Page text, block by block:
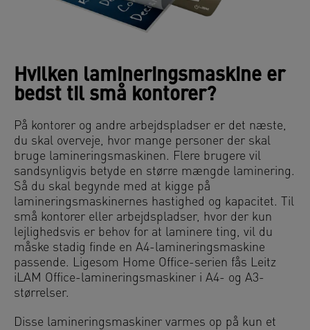
Hvilken lamineringsmaskine er
bedst til små kontorer?
På kontorer og andre arbejdspladser er det næste,
du skal overveje, hvor mange personer der skal
bruge lamineringsmaskinen. Flere brugere vil
sandsynligvis betyde en større mængde laminering.
Så du skal begynde med at kigge på
lamineringsmaskinernes hastighed og kapacitet. Til
små kontorer eller arbejdspladser, hvor der kun
lejlighedsvis er behov for at laminere ting, vil du
måske stadig finde en A4-lamineringsmaskine
passende. Ligesom Home Office-serien fås Leitz
iLAM Office-lamineringsmaskiner i A4- og A3-
størrelser.
Disse lamineringsmaskiner varmes op på kun et